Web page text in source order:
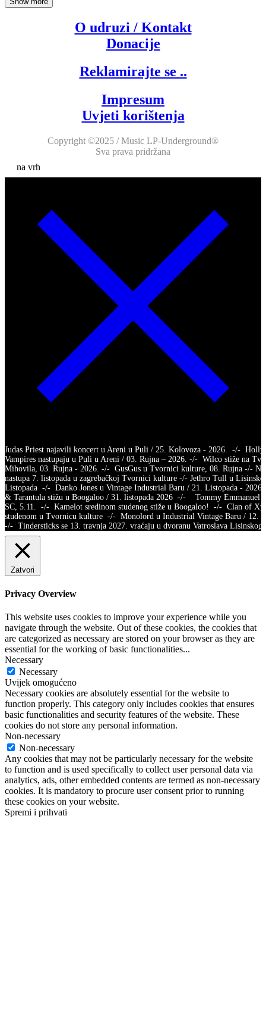
O udruzi / Kontakt
Donacije
Reklamirajte se ..
Impresum
Uvjeti korištenja
Copyright ©2025 / Music LP-Underground®
Sva prava pridržana
na vrh
Judas Priest najavili koncert u Areni u Puli / 25. Kolovoza - 2026. -/-
Vampires nastupaju u Puli u Areni / 03. Rujna – 2026. -/- Wilco stiže na
Mihovila, 03. Rujna - 2026. -/- GusGus u Tvornici kulture, 08. Rujna -/-
nastupa 7. listopada u zagrebačkoj Tvornici kulture -/- Jethro Tull u
Listopada -/- Danko Jones u Vintage Industrial Baru / 21. Listopada -
& Tarantula stižu u Boogaloo / 31. listopada 2026 -/- Tommy Emmanuel
SC, 5.11. -/- Kamelot sredinom studenog stiže u Boogaloo! -/- Clan of
studenom u Tvornicu kulture -/- Monolord u Industrial Vintage Baru / 12.
-/- Tindersticks se 13. travnja 2027. vraćaju u dvoranu Vatroslava
Zatvori
Privacy Overview
This website uses cookies to improve your experience while you
navigate through the website. Out of these cookies, the cookies that
are categorized as necessary are stored on your browser as they are
essential for the working of basic functionalities...
Necessary
Necessary
Uvijek omogućeno
Necessary cookies are absolutely essential for the website to
function properly. This category only includes cookies that ensures
basic functionalities and security features of the website. These
cookies do not store any personal information.
Non-necessary
Non-necessary
Any cookies that may not be particularly necessary for the website
to function and is used specifically to collect user personal data via
analytics, ads, other embedded contents are termed as non-necessary
cookies. It is mandatory to procure user consent prior to running
these cookies on your website.
Spremi i prihvati